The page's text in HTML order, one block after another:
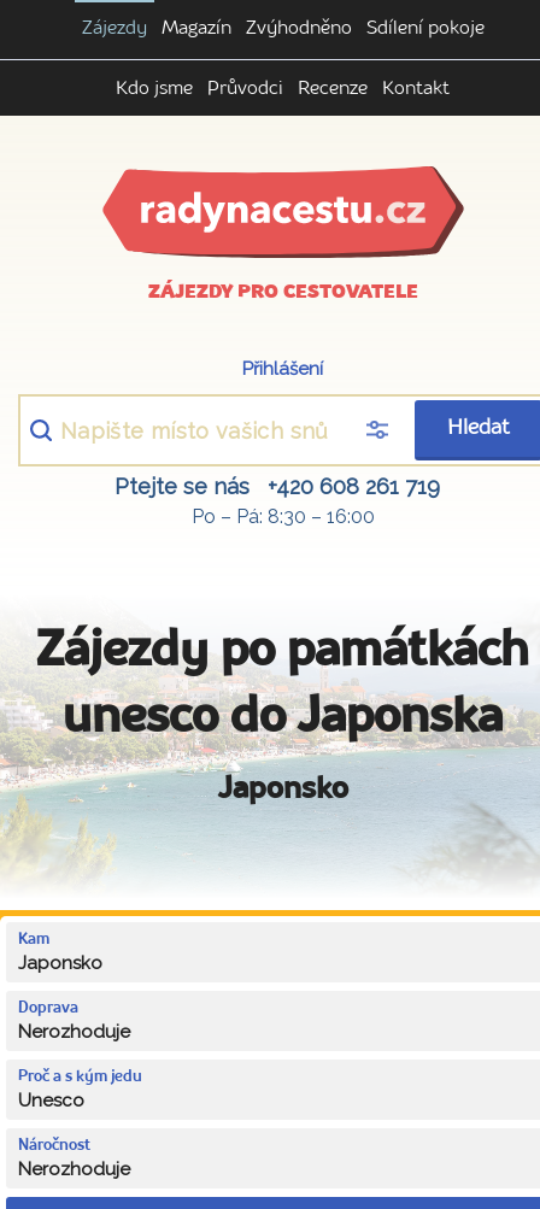
Zájezdy Magazín Zvýhodněno Sdílení pokoje
Kdo jsme Průvodci Recenze Kontakt
ZÁJEZDY PRO CESTOVATELE
Přihlášení
Hledat
Ptejte se nás +420 608 261 719
Po – Pá: 8:30 – 16:00
Zájezdy po památkách
unesco do Japonska
Japonsko
Kam
Japonsko
Doprava
Nerozhoduje
Proč a s kým jedu
Unesco
Náročnost
Nerozhoduje